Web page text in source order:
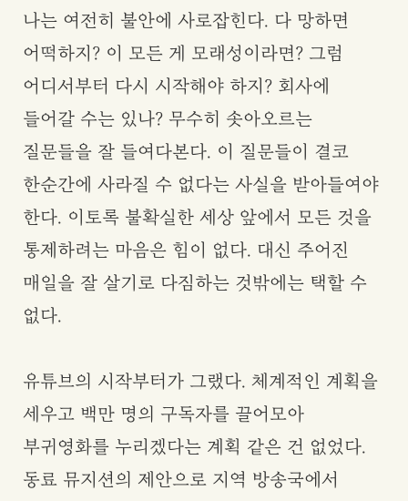
나는 여전히 불안에 사로잡힌다. 다 망하면
어떡하지? 이 모든 게 모래성이라면? 그럼
어디서부터 다시 시작해야 하지? 회사에
들어갈 수는 있나? 무수히 솟아오르는
질문들을 잘 들여다본다. 이 질문들이 결코
한순간에 사라질 수 없다는 사실을 받아들여야
한다. 이토록 불확실한 세상 앞에서 모든 것을
통제하려는 마음은 힘이 없다. 대신 주어진
매일을 잘 살기로 다짐하는 것밖에는 택할 수
없다.
유튜브의 시작부터가 그랬다. 체계적인 계획을
세우고 백만 명의 구독자를 끌어모아
부귀영화를 누리겠다는 계획 같은 건 없었다.
동료 뮤지션의 제안으로 지역 방송국에서